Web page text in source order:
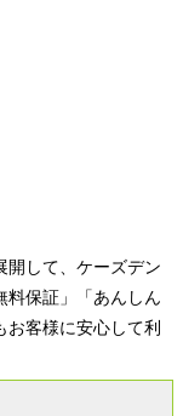
開して、ケーズデン
料保証」「あんしん
客様に安心して利